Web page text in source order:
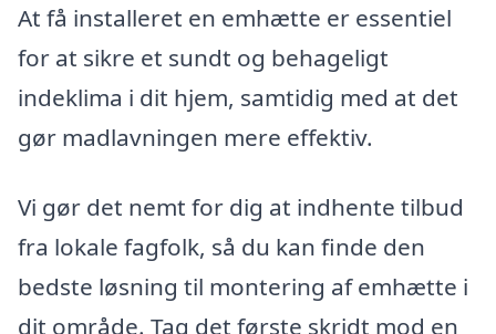
At få installeret en emhætte er essentiel
for at sikre et sundt og behageligt
indeklima i dit hjem, samtidig med at det
gør madlavningen mere effektiv.
Vi gør det nemt for dig at indhente tilbud
fra lokale fagfolk, så du kan finde den
bedste løsning til montering af emhætte i
dit område. Tag det første skridt mod en